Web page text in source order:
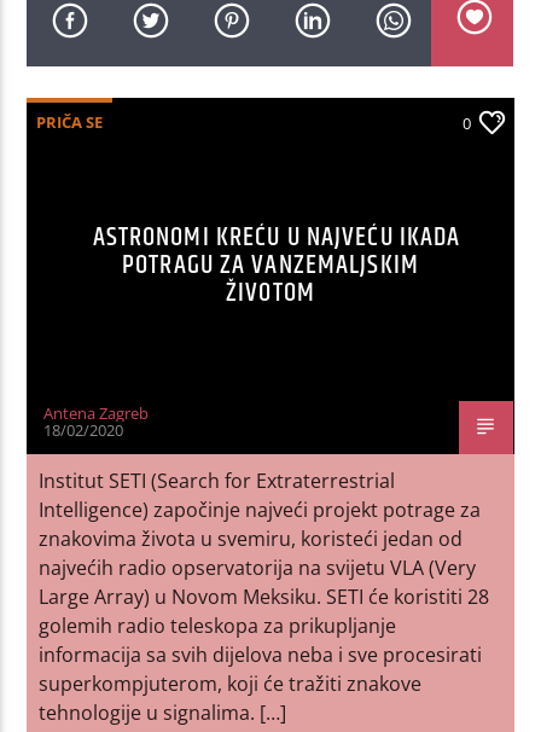
PRIČA SE 0
ASTRONOMI KREĆU U NAJVEĆU IKADA
POTRAGU ZA VANZEMALJSKIM
ŽIVOTOM
Antena Zagreb
18/02/2020
Institut SETI (Search for Extraterrestrial
Intelligence) započinje najveći projekt potrage za
znakovima života u svemiru, koristeći jedan od
najvećih radio opservatorija na svijetu VLA (Very
Large Array) u Novom Meksiku. SETI će koristiti 28
golemih radio teleskopa za prikupljanje
informacija sa svih dijelova neba i sve procesirati
superkompjuterom, koji će tražiti znakove
tehnologije u signalima. […]